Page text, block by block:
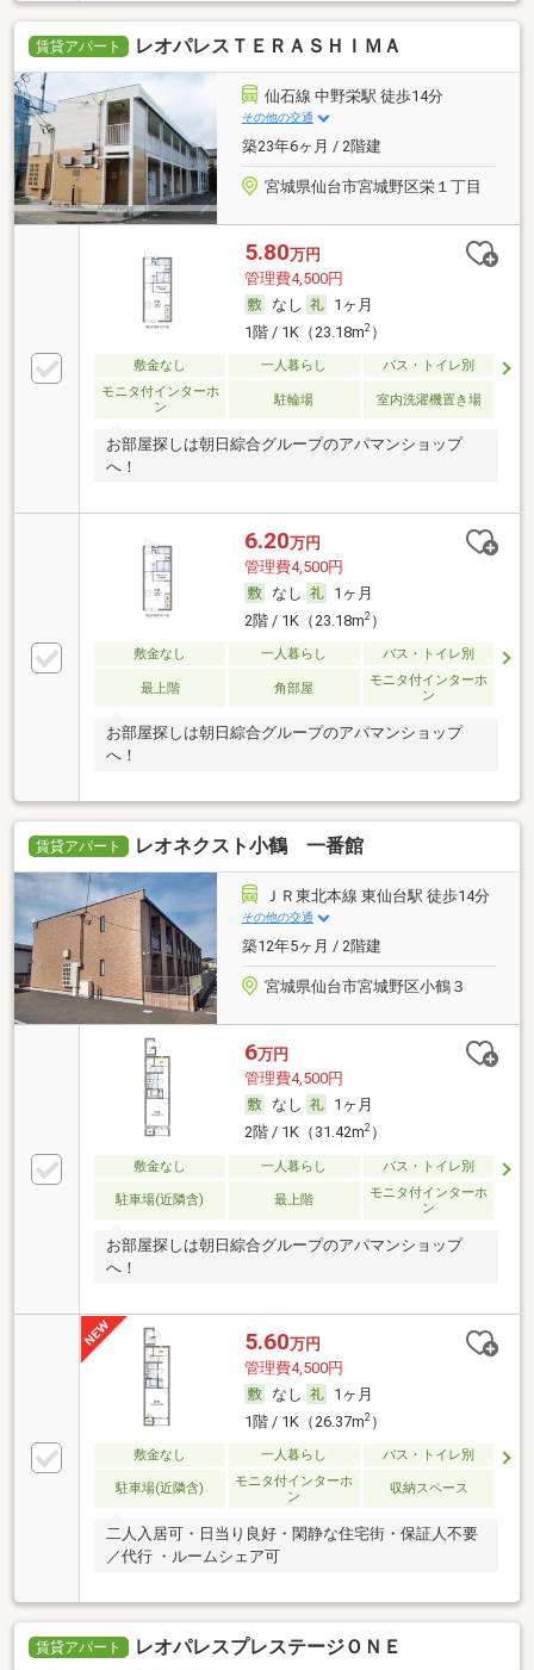
賃貸アパート レオパレスＴＥＲＡＳＨＩＭＡ
仙石線 中野栄駅 徒歩14分
その他の交通
築23年6ヶ月 / 2階建
宮城県仙台市宮城野区栄１丁目
5.80万円
管理費4,500円
なし
1ヶ月
1階 / 1K（23.18m2）
敷金なし 一人暮らし
バス・トイレ別
モニタ付インターホ
ン
駐輪場 室内洗濯機置き場
お部屋探しは朝日綜合グループのアパマンショップ
へ！
6.20万円
管理費4,500円
なし
1ヶ月
2階 / 1K（23.18m2）
敷金なし 一人暮らし バス・トイレ別
最上階 角部屋
モニタ付インターホ
ン
お部屋探しは朝日綜合グループのアパマンショップ
へ！
賃貸アパート レオネクスト小鶴 一番館
ＪＲ東北本線 東仙台駅 徒歩14分
その他の交通
築12年5ヶ月 / 2階建
宮城県仙台市宮城野区小鶴３
6万円
管理費4,500円
なし
1ヶ月
2階 / 1K（31.42m2）
敷金なし 一人暮らし バス・トイレ別
駐車場(近隣含) 最上階
モニタ付インターホ
ン
お部屋探しは朝日綜合グループのアパマンショップ
へ！
5.60万円
管理費4,500円
なし
1ヶ月
1階 / 1K（26.37m2）
敷金なし 一人暮らし バス・トイレ別
駐車場(近隣含)
モニタ付インターホ
ン
収納スペース
二人入居可・日当り良好・閑静な住宅街・保証人不要
／代行 ・ルームシェア可
賃貸アパート レオパレスプレステージＯＮＥ